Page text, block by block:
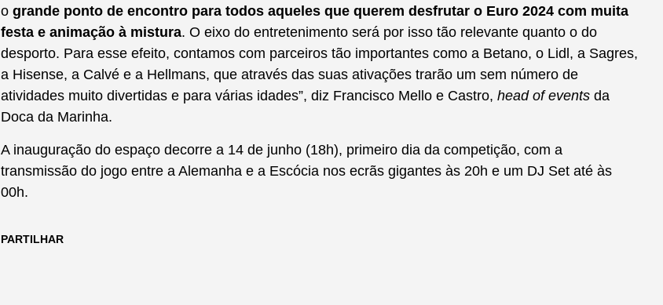
ogrande ponto de encontro para todos aqueles que querem desfrutar o Euro 2024 com muita
festa e animação à mistura. O eixo do entretenimento será por isso tão relevante quanto o do
desporto. Para esse efeito, contamos com parceiros tão importantes como a Betano, o Lidl, a Sagres,
a Hisense, a Calvé e a Hellmans, que através das suas ativações trarão um sem número de
atividades muito divertidas e para várias idades”, diz Francisco Mello e Castro,head of events da
Doca da Marinha.
A inauguração do espaço decorre a 14 de junho (18h), primeiro dia da competição, com a
transmissão do jogo entre a Alemanha e a Escócia nos ecrãs gigantes às 20h e um DJ Set até às
00h.
PARTILHAR